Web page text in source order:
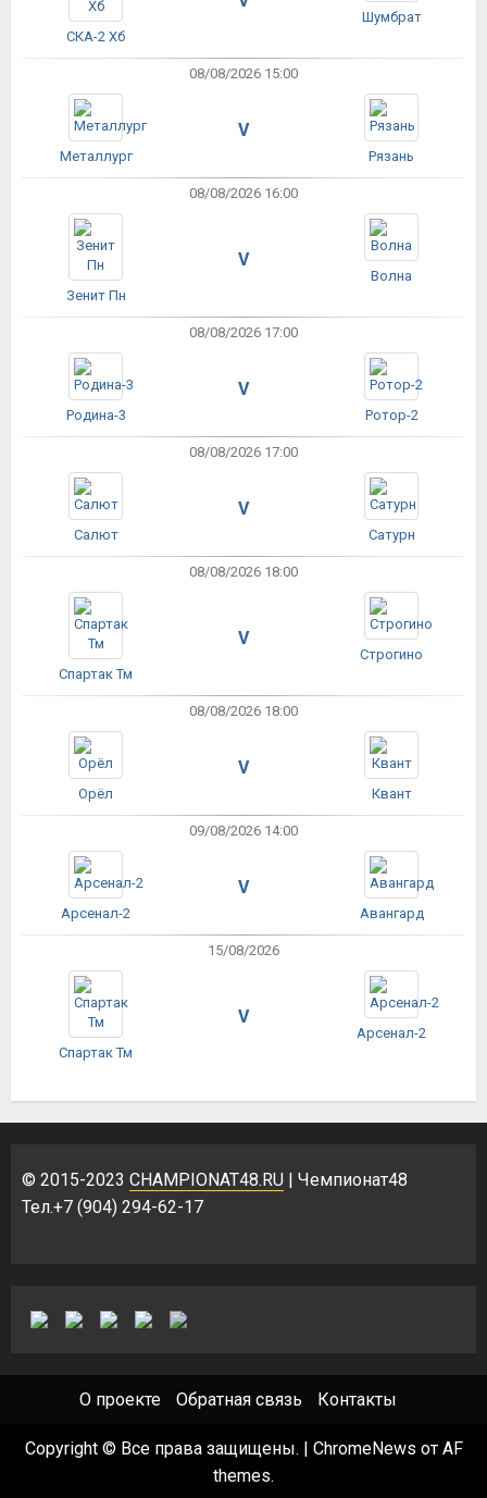
СКА-2 Хб
Шумбрат
08/08/2026 15:00
Металлург
V
Рязань
08/08/2026 16:00
Зенит Пн
V
Волна
08/08/2026 17:00
Родина-3
V
Ротор-2
08/08/2026 17:00
Салют
V
Сатурн
08/08/2026 18:00
Спартак Тм
V
Строгино
08/08/2026 18:00
Орёл
V
Квант
09/08/2026 14:00
Арсенал-2
V
Авангард
15/08/2026
Спартак Тм
V
Арсенал-2
© 2015-2023 CHAMPIONAT48.RU | Чемпионат48
Тел.+7 (904) 294-62-17
О проекте Обратная связь Контакты
Copyright © Все права защищены. ChromeNews от AF
themes.